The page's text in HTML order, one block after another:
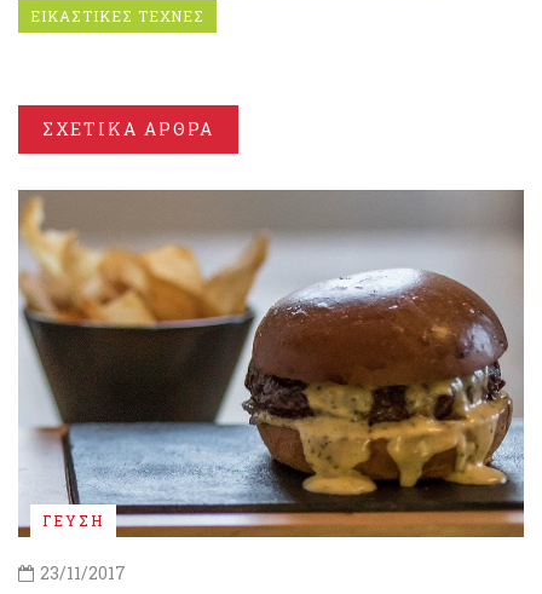
ΕΙΚΑΣΤΙΚΕΣ ΤΕΧΝΕΣ
ΣΧΕΤΙΚΑ ΑΡΘΡΑ
ΓΕΥΣΗ
23/11/2017